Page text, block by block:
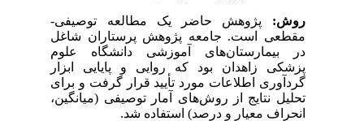
روش: پژوهش حاضر یک مطالعه توصیفی-
مقطعی است. جامعه پژوهش پرستاران شاغل
در بیمارستان‌های آموزشی دانشگاه علوم
پزشکی زاهدان بود که روایی و پایایی ابزار
گردآوری اطلاعات مورد تأیید قرار گرفت و برای
تحلیل نتایج از روش‌های آمار توصیفی (میانگین،
انحراف معیار و درصد) استفاده شد.